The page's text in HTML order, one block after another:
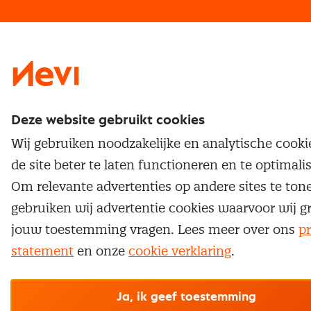
Traineeship
Nevi 2
Deze website gebruikt cookies
Wij gebruiken noodzakelijke en analytische
de site beter te laten functioneren en te
Om relevante advertenties op andere sites te
gebruiken wij advertentie cookies waarvoor wij
jouw toestemming vragen. Lees meer over ons
statement en onze cookie verklaring.
Ja, ik geef toestemming